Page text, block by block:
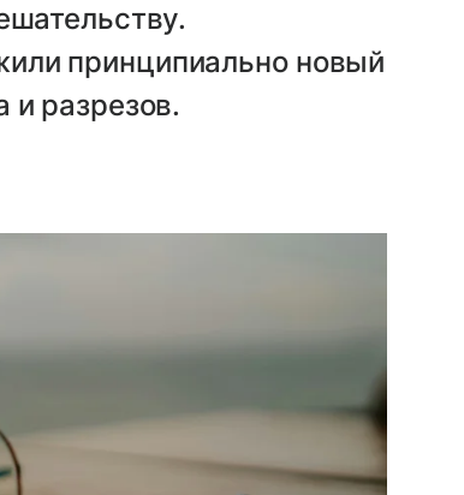
принципиально новый
и разрезов.